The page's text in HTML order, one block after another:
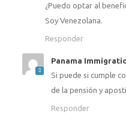
¿Puedo optar al
Soy Venezolana.
Responder
Panama
Si puede si cumple
de la pensión y
Responder